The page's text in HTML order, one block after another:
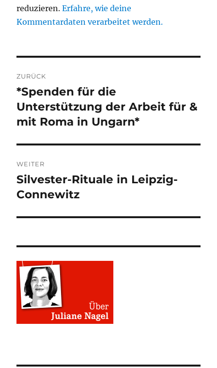
reduzieren.Erfahre, wie deine
Kommentardaten verarbeitet werden.
ZURÜCK
Vorheriger
Beitrag:
*Spenden für die
Unterstützung der Arbeit für &
mit Roma in Ungarn*
WEITER
Nächster
Beitrag:
Silvester-Rituale in Leipzig-
Connewitz